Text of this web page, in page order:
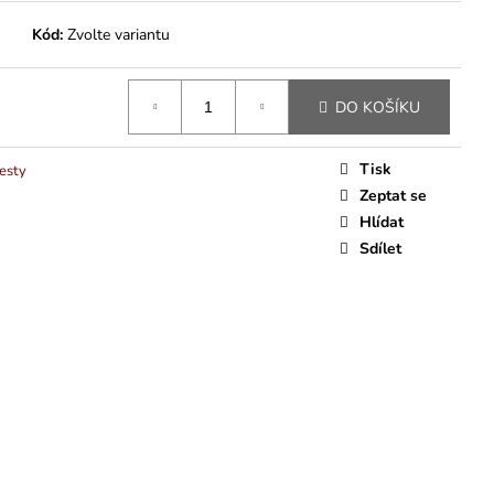
Kód: Zvolte variantu
DO KOŠÍKU
Tisk
Zeptat se
Hlídat
Sdílet